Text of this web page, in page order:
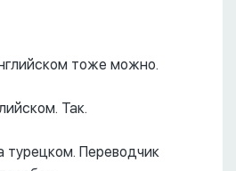
тоже можно.
Так.
Переводчик